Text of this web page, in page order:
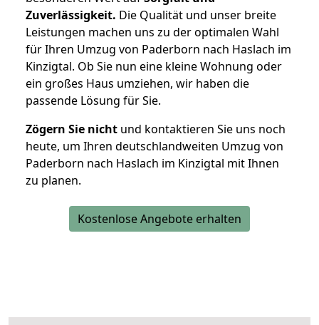
Zuverlässigkeit. Die Qualität und unser breite
Leistungen machen uns zu der optimalen Wahl
für Ihren Umzug von Paderborn nach Haslach im
Kinzigtal. Ob Sie nun eine kleine Wohnung oder
ein großes Haus umziehen, wir haben die
passende Lösung für Sie.
Zögern Sie nicht und kontaktieren Sie uns noch
heute, um Ihren deutschlandweiten Umzug von
Paderborn nach Haslach im Kinzigtal mit Ihnen
zu planen.
Kostenlose Angebote erhalten